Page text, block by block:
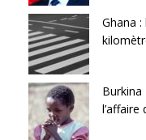
Ghana
Burkina
l’affaire